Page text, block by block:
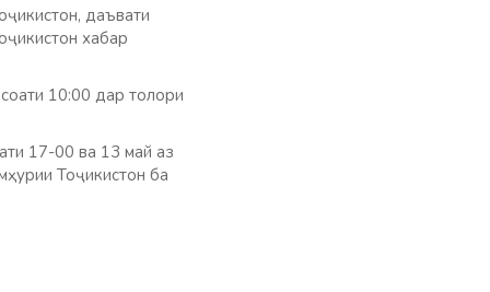
даъвати
хабар
10:00 дар толори
17-00 ва 13 май аз
Тоҷикистон ба